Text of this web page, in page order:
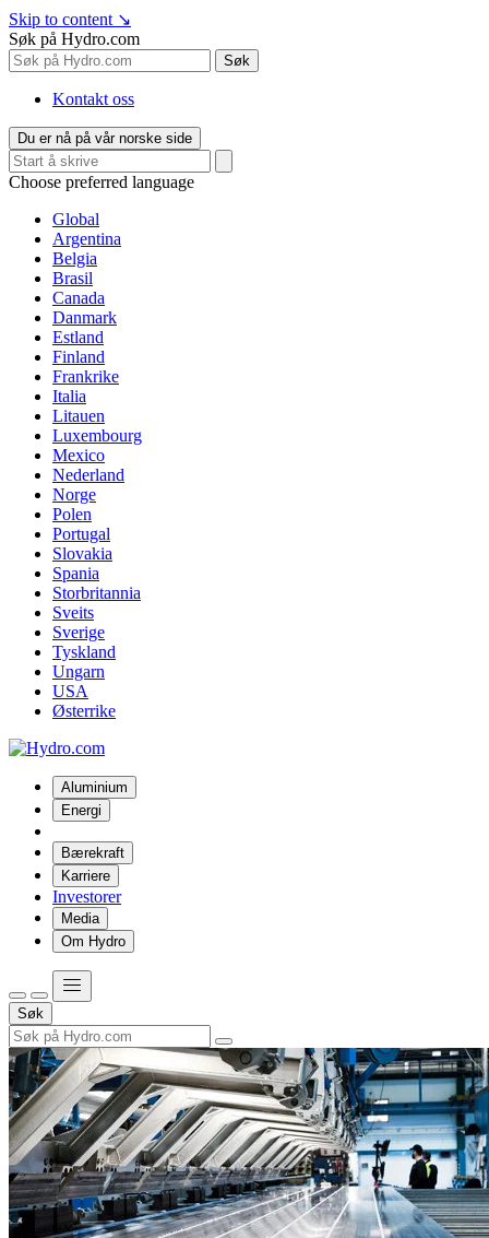
Skip to content ↘
Søk på Hydro.com
Søk
Kontakt oss
Du er nå på vår norske side
Choose preferred language
Global
Argentina
Belgia
Brasil
Canada
Danmark
Estland
Finland
Frankrike
Italia
Litauen
Luxembourg
Mexico
Nederland
Norge
Polen
Portugal
Slovakia
Spania
Storbritannia
Sveits
Sverige
Tyskland
Ungarn
USA
Østerrike
Aluminium
Energi
Bærekraft
Karriere
Investorer
Media
Om Hydro
Søk